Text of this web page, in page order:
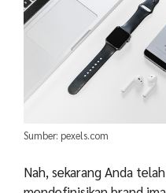
Sumber: pexels.com
Nah, sekarang Anda